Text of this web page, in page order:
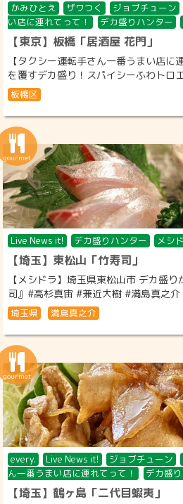
かみひとえ ザワつく ジョブチューン
い店に連れてって！
デカ盛りハンター
【東京】板橋「居酒屋 花門」
【タクシー運転手さん一番うまい店
を覆すデカ盛り！スパイシーふわトロ
板橋区
Live News it! デカ盛りハンター メシ
【埼玉】東松山「竹寿司」
【メシドラ】埼玉県東松山市 デカ盛
司』#高杉真宙 #兼近大樹 #満島真之
埼玉県 満島真之介
every. Live News it! ジョブチューン
ん一番うまい店に連れてって！
デカ盛
【埼玉】鶴ヶ島「二代目蝦夷」